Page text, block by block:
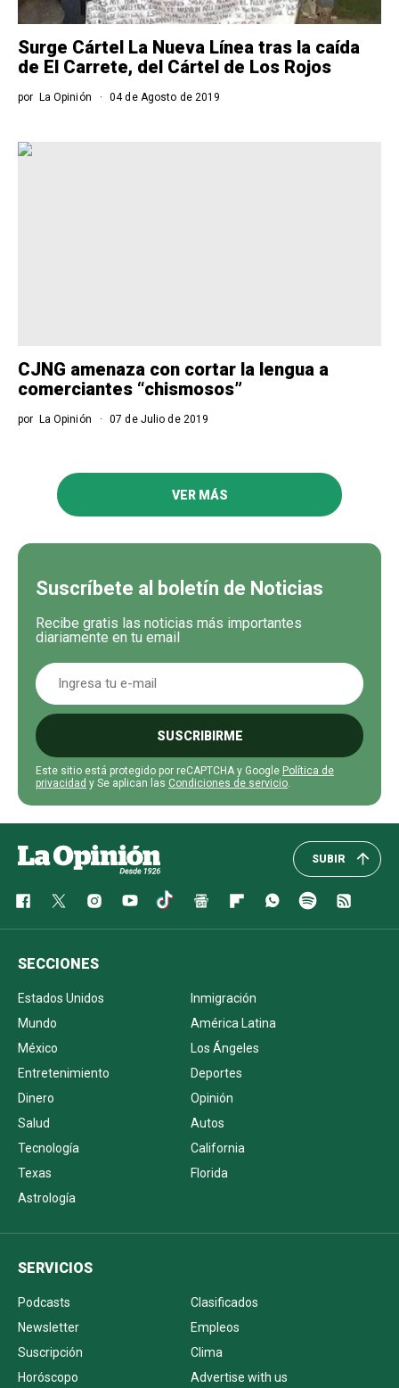
Surge Cártel La Nueva Línea tras la caída
de El Carrete, del Cártel de Los Rojos
por La Opinión 04 de Agosto de 2019
CJNG amenaza con cortar la lengua a
comerciantes “chismosos”
por La Opinión 07 de Julio de 2019
VER MÁS
Suscríbete al boletín de Noticias
Recibe gratis las noticias más importantes
diariamente en tu email
SUSCRIBIRME
Este sitio está protegido por reCAPTCHA y Google Política de
privacidad y Se aplican las Condiciones de servicio.
SUBIR
SECCIONES
Estados Unidos
Inmigración
Mundo
América Latina
México
Los Ángeles
Entretenimiento
Deportes
Dinero
Opinión
Salud
Autos
Tecnología
California
Texas
Florida
Astrología
SERVICIOS
Podcasts
Clasificados
Newsletter
Empleos
Suscripción
Clima
Horóscopo
Advertise with us